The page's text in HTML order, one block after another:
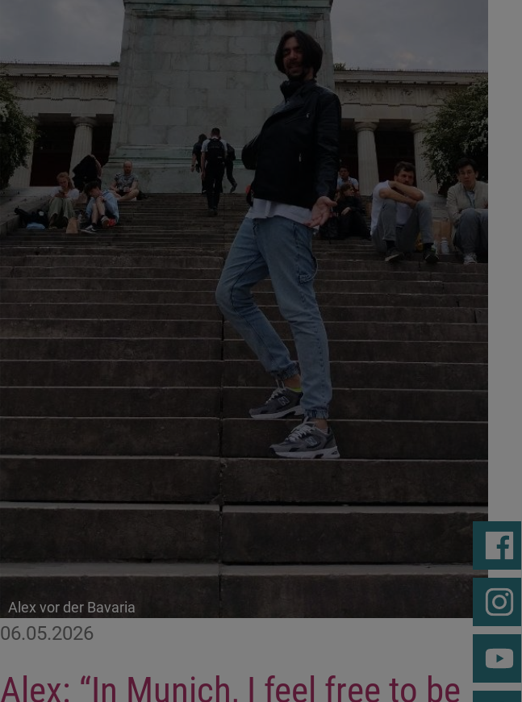
06.05.2026
Alex: “In Munich, I feel free to be
Alex vor der Bavaria